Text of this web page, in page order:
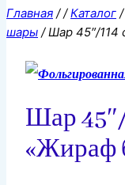
Главная / / Каталог /
шары / Шар 45″/114
Шар
«Жираф